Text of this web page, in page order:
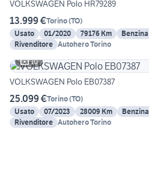
VOLKSWAGEN Polo HR79289
13.999 €Torino(TO)
Usato
01/2020 79176 Km Benzina
Rivenditore Autohero Torino
10
VOLKSWAGEN Polo EB07387
25.099 €Torino(TO)
Usato
07/2023 28009 Km Benzina
Rivenditore Autohero Torino